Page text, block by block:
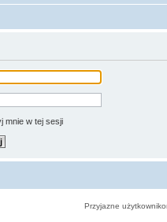
mnie w tej sesji
Przyjazne